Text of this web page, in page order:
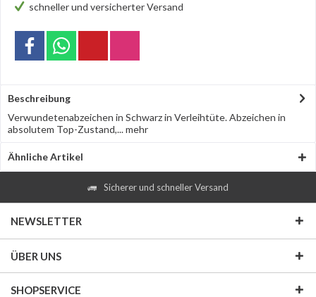
schneller und versicherter Versand
Beschreibung
Verwundetenabzeichen in Schwarz in Verleihtüte. Abzeichen in
absolutem Top-Zustand,...mehr
Ähnliche Artikel
Sicherer und schneller Versand
NEWSLETTER
ÜBER UNS
SHOPSERVICE